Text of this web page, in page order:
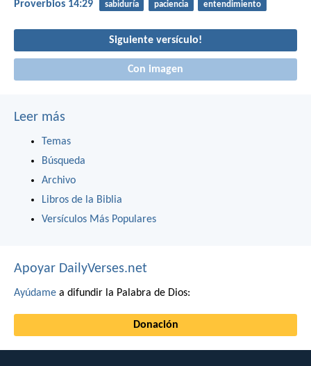
Proverbios 14:29 sabiduría paciencia entendimiento
Siguiente versículo!
Con imagen
Leer más
Temas
Búsqueda
Archivo
Libros de la Biblia
Versículos Más Populares
Apoyar DailyVerses.net
Ayúdame a difundir la Palabra de Dios:
Donación